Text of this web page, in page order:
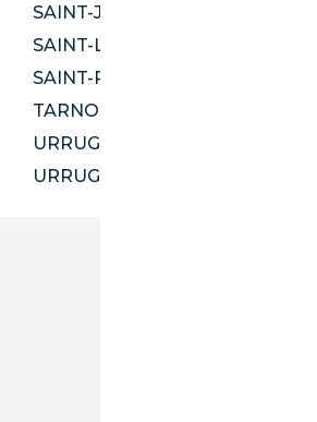
SAINT-JEAN-D'ILLAC 33127
SAINT-LOUBÈS 33450
SAINT-PAUL-LÈS-DAX 40990
TARNOS 40220
URRUGNE 64122
URRUGNE 64700